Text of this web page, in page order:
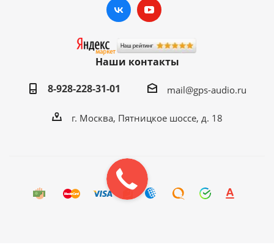
Наши контакты
8-928-228-31-01
mail@gps-audio.ru
г. Москва, Пятницкое шоссе, д. 18